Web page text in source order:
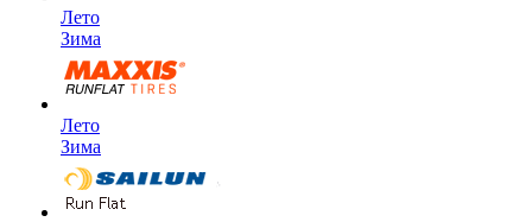
Лето
Зима
Лето
Зима